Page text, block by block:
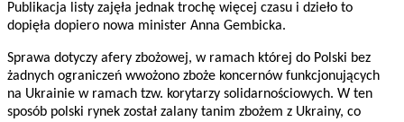
Publikacja listy zajęła jednak trochę więcej czasu i dzieło to
dopięła dopiero nowa minister Anna Gembicka.
Sprawa dotyczy afery zbożowej, w ramach której do Polski bez
żadnych ograniczeń wwożono zboże koncernów funkcjonujących
na Ukrainie w ramach tzw. korytarzy solidarnościowych. W ten
sposób polski rynek został zalany tanim zbożem z Ukrainy, co